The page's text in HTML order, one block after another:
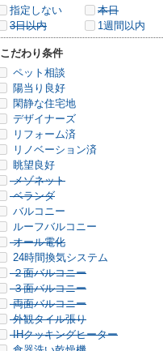
指定しない
本日
3日以内
1週間以内
こだわり条件
ペット相談
陽当り良好
閑静な住宅地
デザイナーズ
リフォーム済
リノベーション済
眺望良好
メゾネット
ベランダ
バルコニー
ルーフバルコニー
オール電化
24時間換気システム
２面バルコニー
３面バルコニー
両面バルコニー
外観タイル張り
IHクッキングヒーター